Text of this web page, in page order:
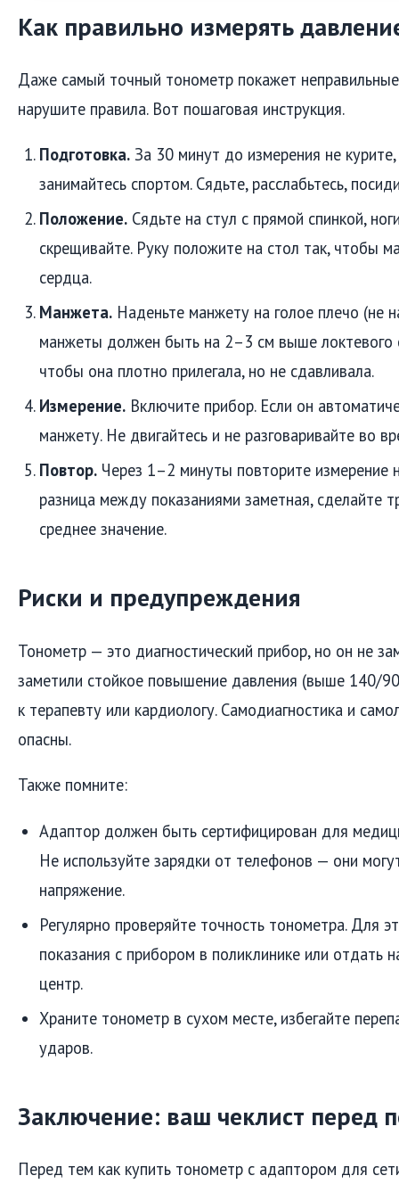
Как правильно измерять
Даже самый точный тонометр покажет
нарушите правила. Вот пошаговая инструкция.
Подготовка. За 30 минут до измерения не
занимайтесь спортом. Сядьте, расслабьтесь,
Положение. Сядьте на стул с прямой спинкой,
скрещивайте. Руку положите на стол так, чтобы
сердца.
Манжета. Наденьте манжету на голое плечо (не
манжеты должен быть на 2–3 см выше локтевого
чтобы она плотно прилегала, но не сдавливала.
Измерение. Включите прибор. Если он
манжету. Не двигайтесь и не разговаривайте во
Повтор. Через 1–2 минуты повторите измерение
разница между показаниями заметная, сделайте
среднее значение.
Риски и предупреждения
Тонометр — это диагностический прибор, но он не
заметили стойкое повышение давления (выше 140/
к терапевту или кардиологу. Самодиагностика и
опасны.
Также помните:
Адаптор должен быть сертифицирован для
Не используйте зарядки от телефонов — они
напряжение.
Регулярно проверяйте точность тонометра. Для
показания с прибором в поликлинике или отдать
центр.
Храните тонометр в сухом месте, избегайте
ударов.
Заключение: ваш чеклист перед
Перед тем как купить тонометр с адаптором для